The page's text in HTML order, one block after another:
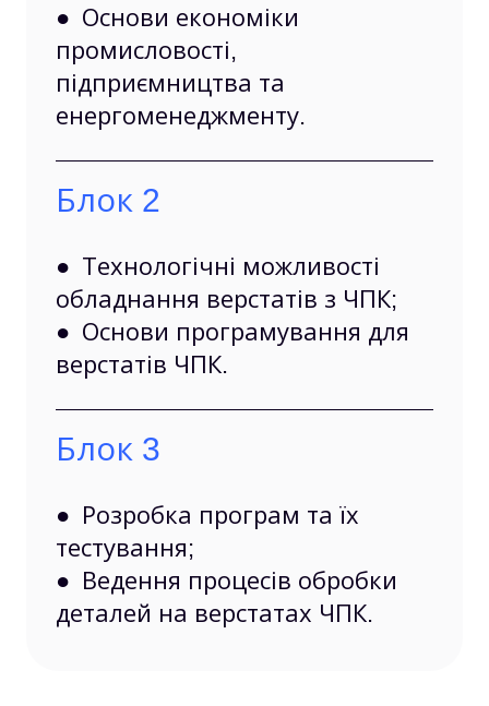
● Основи економіки
промисловості,
підприємництва та
енергоменеджменту.
Блок 2
● Технологічні можливості
обладнання верстатів з ЧПК;
● Основи програмування для
верстатів ЧПК.
Блок 3
● Розробка програм та їх
тестування;
● Ведення процесів обробки
деталей на верстатах ЧПК.